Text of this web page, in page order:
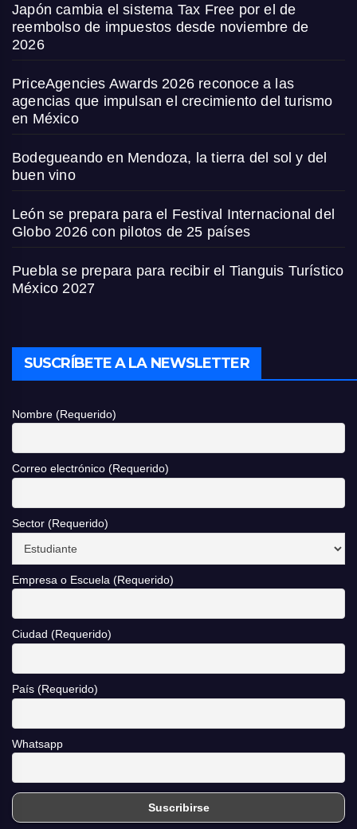
Japón cambia el sistema Tax Free por el de
reembolso de impuestos desde noviembre de
2026
PriceAgencies Awards 2026 reconoce a las
agencias que impulsan el crecimiento del turismo
en México
Bodegueando en Mendoza, la tierra del sol y del
buen vino
León se prepara para el Festival Internacional del
Globo 2026 con pilotos de 25 países
Puebla se prepara para recibir el Tianguis Turístico
México 2027
SUSCRÍBETE A LA NEWSLETTER
Nombre (Requerido)
Correo electrónico (Requerido)
Sector (Requerido)
Empresa o Escuela (Requerido)
Ciudad (Requerido)
País (Requerido)
Whatsapp